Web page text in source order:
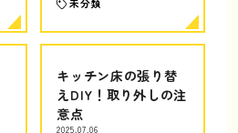
未分類
キッチン床の張り替
えDIY！取り外しの注
意点
2025.07.06